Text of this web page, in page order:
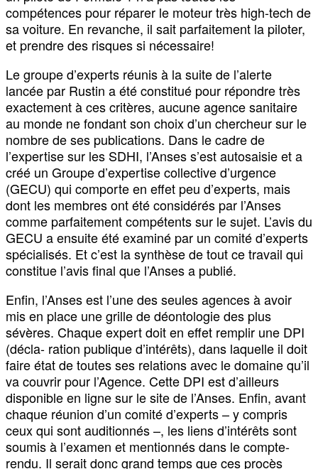
compétences pour réparer le moteur très high-tech de
sa voiture. En revanche, il sait parfaitement la piloter,
et prendre des risques si nécessaire!
Le groupe d’experts réunis à la suite de l’alerte
lancée par Rustin a été constitué pour répondre très
exactement à ces critères, aucune agence sanitaire
au monde ne fondant son choix d’un chercheur sur le
nombre de ses publications. Dans le cadre de
l’expertise sur les SDHI, l’Anses s’est autosaisie et a
créé un Groupe d’expertise collective d’urgence
(GECU) qui comporte en effet peu d’experts, mais
dont les membres ont été considérés par l’Anses
comme parfaitement compétents sur le sujet. L’avis du
GECU a ensuite été examiné par un comité d’experts
spécialisés. Et c’est la synthèse de tout ce travail qui
constitue l’avis final que l’Anses a publié.
Enfin, l’Anses est l’une des seules agences à avoir
mis en place une grille de déontologie des plus
sévères. Chaque expert doit en effet remplir une DPI
(décla- ration publique d’intérêts), dans laquelle il doit
faire état de toutes ses relations avec le domaine qu’il
va couvrir pour l’Agence. Cette DPI est d’ailleurs
disponible en ligne sur le site de l’Anses. Enfin, avant
chaque réunion d’un comité d’experts – y compris
ceux qui sont auditionnés –, les liens d’intérêts sont
soumis à l’examen et mentionnés dans le compte-
rendu. Il serait donc grand temps que ces procès